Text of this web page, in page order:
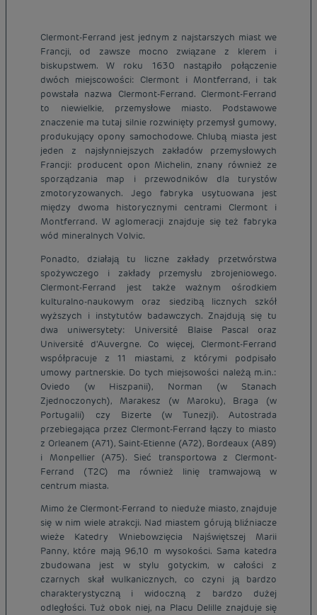
Clermont-Ferrand jest jednym z najstarszych miast we
Francji, od zawsze mocno związane z klerem i
biskupstwem. W roku 1630 nastąpiło połączenie
dwóch miejscowości: Clermont i Montferrand, i tak
powstała nazwa Clermont-Ferrand. Clermont-Ferrand
to niewielkie, przemysłowe miasto. Podstawowe
znaczenie ma tutaj silnie rozwinięty przemysł gumowy,
produkujący opony samochodowe. Chlubą miasta jest
jeden z najsłynniejszych zakładów przemysłowych
Francji: producent opon Michelin, znany również ze
sporządzania map i przewodników dla turystów
zmotoryzowanych. Jego fabryka usytuowana jest
między dwoma historycznymi centrami Clermont i
Montferrand. W aglomeracji znajduje się też fabryka
wód mineralnych Volvic.
Ponadto, działają tu liczne zakłady przetwórstwa
spożywczego i zakłady przemysłu zbrojeniowego.
Clermont-Ferrand jest także ważnym ośrodkiem
kulturalno-naukowym oraz siedzibą licznych szkół
wyższych i instytutów badawczych. Znajdują się tu
dwa uniwersytety: Université Blaise Pascal oraz
Université d'Auvergne. Co więcej, Clermont-Ferrand
współpracuje z 11 miastami, z którymi podpisało
umowy partnerskie. Do tych miejsowości należą m.in.:
Oviedo (w Hiszpanii), Norman (w Stanach
Zjednoczonych), Marakesz (w Maroku), Braga (w
Portugalii) czy Bizerte (w Tunezji). Autostrada
przebiegająca przez Clermont-Ferrand łączy to miasto
z Orleanem (A71), Saint-Etienne (A72), Bordeaux (A89)
i Monpellier (A75). Sieć transportowa z Clermont-
Ferrand (T2C) ma również linię tramwajową w
centrum miasta.
Mimo że Clermont-Ferrand to nieduże miasto, znajduje
się w nim wiele atrakcji. Nad miastem górują bliźniacze
wieże Katedry Wniebowzięcia Najświętszej Marii
Panny, które mają 96,10 m wysokości. Sama katedra
zbudowana jest w stylu gotyckim, w całości z
czarnych skał wulkanicznych, co czyni ją bardzo
charakterystyczną i widoczną z bardzo dużej
odległości. Tuż obok niej, na Placu Delille znajduje się